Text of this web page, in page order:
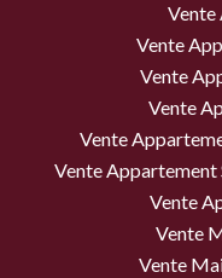
Vente
Vente
Vente
Vente
Vente
Vente
Vente
Vente
Vente